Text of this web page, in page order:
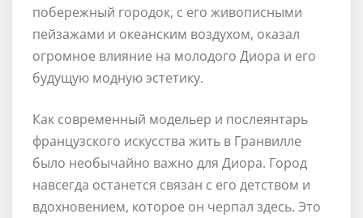
побережный городок, с его живописными
пейзажами и океанским воздухом, оказал
огромное влияние на молодого Диора и его
будущую модную эстетику.
Как современный модельер и послеянтарь
французского искусства жить в Гранвилле
было необычайно важно для Диора. Город
навсегда останется связан с его детством и
вдохновением, которое он черпал здесь. Это